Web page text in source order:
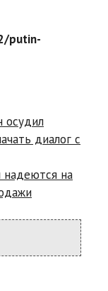
putin-
осудил
диалог с
на